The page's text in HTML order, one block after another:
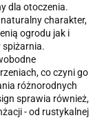
dla otoczenia.
charakter,
ogrodu jak i
spiżarnia.
co czyni go
różnorodnych
sprawia również,
- od rustykalnej